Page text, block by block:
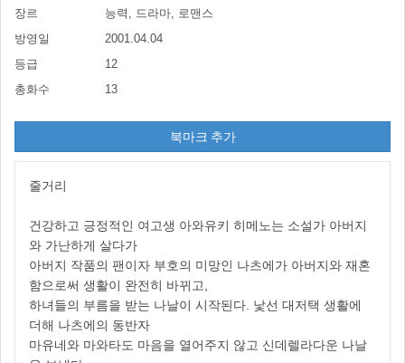
장르
능력, 드라마, 로맨스
방영일
2001.04.04
등급
12
총화수
13
북마크 추가
줄거리
건강하고 긍정적인 여고생 아와유키 히메노는 소설가 아버지
와 가난하게 살다가
아버지 작품의 팬이자 부호의 미망인 나츠에가 아버지와 재혼
함으로써 생활이 완전히 바뀌고,
하녀들의 부름을 받는 나날이 시작된다. 낯선 대저택 생활에
더해 나츠에의 동반자
마유네와 마와타도 마음을 열어주지 않고 신데렐라다운 나날